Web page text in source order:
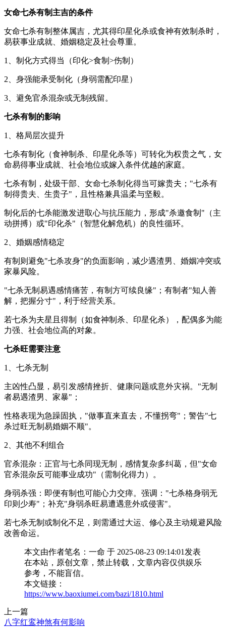
女命七杀有制主吉的条件
女命七杀有制整体属吉，尤其得印星化杀或食神有效制杀时，
易获事业成就、婚姻稳定及社会尊重。
1、制化方式得当（印化>食制>伤制）
2、身强能承受制化（身弱需配印星）
3、避免官杀混杂或无制残留。
七杀有制的影响
1、格局层次提升
七杀有制化（食神制杀、印星化杀等）可转化为权贵之气，女
命易得事业成就、社会地位或嫁入条件优越的家庭。
七杀有制，处级干部、女命七杀制化得当可嫁贵夫；"七杀有
制得贵夫、生贵子"，且性格兼具温柔与坚毅。
制化后的七杀能激发进取心与抗压能力，形成"杀邀食制"（主
动拼搏）或"印化杀"（智慧化解危机）的良性循环。
2、婚姻感情稳定
有制则避免"七杀攻身"的负面影响，减少遇渣男、婚姻冲突或
家暴风险。
"七杀无制易遇感情痛苦，有制方可续良缘"；有制者"知人善
解，把握分寸"，利于经营关系。
若七杀为夫星且得制（如食神制杀、印星化杀），配偶多为能
力强、社会地位高的对象。
七杀旺需要注意
1、七杀无制
主凶性凸显，易引发感情挫折、健康问题或意外灾祸。"无制
者易遇渣男、家暴"；
性格表现为急躁固执，"做事直来直去，不懂拐弯"；警告"七
杀过旺无制易婚姻不顺"。
2、其他不利组合
官杀混杂：正官与七杀同现无制，感情复杂多纠葛，但"女命
官杀混杂反可能事业成功"（需制化得力）。
身弱杀强：即便有制也可能心力交瘁。强调："七杀格身弱无
印则少寿"；补充"身弱杀旺易遭遇意外或侵害"。
若七杀无制或制化不足，则需通过大运、修心及主动规避风险
改善命运。
本文由作者笔名：一命 于 2025-08-23 09:14:01发表
在本站，原创文章，禁止转载，文章内容仅供娱乐
参考，不能盲信。
本文链接：
https://www.baoxiumei.com/bazi/1810.html
上一篇
八字红鸾神煞有何影响